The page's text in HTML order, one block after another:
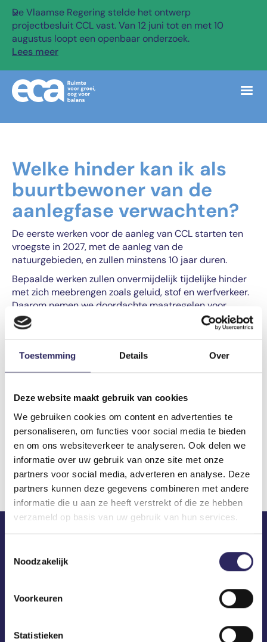
Toestemming Details Over
Deze website maakt gebruik van cookies
We gebruiken cookies om content en advertenties te
personaliseren, om functies voor social media te bieden
en om ons websiteverkeer te analyseren. Ook delen we
informatie over uw gebruik van onze site met onze
partners voor social media, adverteren en analyse. Deze
partners kunnen deze gegevens combineren met andere
informatie die u aan ze heeft verstrekt of die ze hebben
verzameld op basis van uw gebruik van hun services.
Noodzakelijk
Voorkeuren
Statistieken
De Vlaamse Regering stelde het ontwerp
projectbesluit CCL vast. Van 12 juni tot en met 10
augustus loopt een openbaar onderzoek.
Lees meer
✕
Welke hinder kan ik als
buurtbewoner van de
aanlegfase verwachten?
De eerste werken voor de aanleg van CCL starten ten
vroegste in 2027, met de aanleg van de
natuurgebieden, en zullen minstens 10 jaar duren.
Bepaalde werken zullen onvermijdelijk tijdelijke hinder
met zich meebrengen zoals geluid, stof en werfverkeer.
Daarom nemen we doordachte maatregelen voor
iedereen die in de omgeving woont of werkt.
Bovendien zetten we sterk in op actieve
klachtenopvolging via een centraal meldpunt en
organiseren we periodieke bewonersbevragingen over
de hinderbeleving. Zowel op basis van het meldpunt als
van de werf bij indien nodig.
Leeshiermeer over de maatregelen die genomen
worden tijdens de aanleg.
Bekijk alle veelgestelde vragen
ECA in je mailbox?